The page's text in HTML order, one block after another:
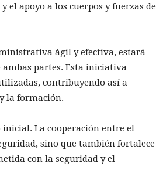
apoyo a los cuerpos y fuerzas de
ágil y efectiva, estará
partes. Esta iniciativa
contribuyendo así a
la formación.
La cooperación entre el
sino que también fortalece
con la seguridad y el